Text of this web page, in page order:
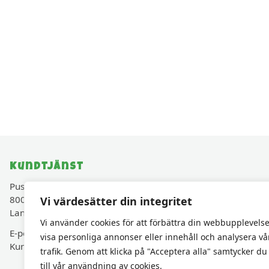
Vi värdesätter din integritet
Vi använder cookies för att förbättra din
visa personliga annonser eller innehåll och analysera
trafik. Genom att klicka på "Acceptera alla" samtycker du
till vår användning av cookies.
Kundtjänst
Pusselavenyn.se drivs av Cadjam AB (Org.nr 559427-
8003)
Lancashirevägen 30, 819 40 Karlholmsbruk, Sverige
E-post: kundservice@pusselavenyn.se
Kundservice via e-post • Svar inom 48 h vardagar